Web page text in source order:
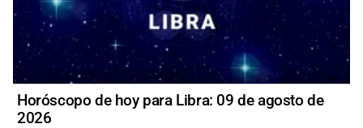
Horóscopo de hoy para Libra: 09 de agosto de
2026